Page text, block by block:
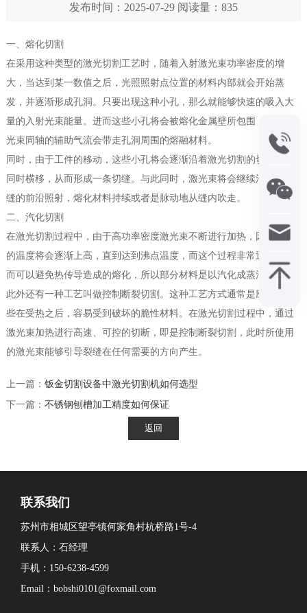
发布时间：2025-07-29 阅读量：835
一、熔化切割
在采用这种类型的激光切割工艺时，随着入射激光束功率密度的增
大，当达到某一数值之后，光照照射点位置的材料内部就会开始蒸
发，并逐渐形成孔洞。只要出现这种小孔，那么就能够快速的吸入大
量的入射光束能量。进而这些小孔将会被熔化金属壁所包围，之后与
光束同轴的辅助气流会带走孔洞周围的熔融材料。
同时，由于工件的移动，这些小孔将会逐渐沿着激光切割的切割方向
同时横移，从而形成一条切缝。与此同时，激光束将会继续沿着这条
缝的前沿照射，熔化材料持续或者是脉动地从缝内吹走。
二、汽化切割
在激光切割过程中，由于高功率密度激光束不断进行加热，因而材料
的温度将会逐渐上高，直到达到沸点温度，而这个过程非常迅速，因
而可以避免热传导造成的熔化，所以部分材料是以汽化成蒸汽消失。
此外还有一种工艺叫做控制断裂切割。这种工艺方式通常是应用于那
些在受热之后，容易受到破坏的脆性材料。在激光切割过程中，通过
激光束加热进行高速、可控的切断，即是控制断裂切割，此时所使用
的激光束能够引导裂缝在任何需要的方向产生。
上一篇： 钣金切割设备中激光切割机如何选型
下一篇： 不锈钢刨槽加工精度如何保证
联系我们
苏州市相城区望亭镇何家角村杭桥路1号-4
联系人：石经理
手机：150-6238-4599
Email：bobshi0101@foxmail.com